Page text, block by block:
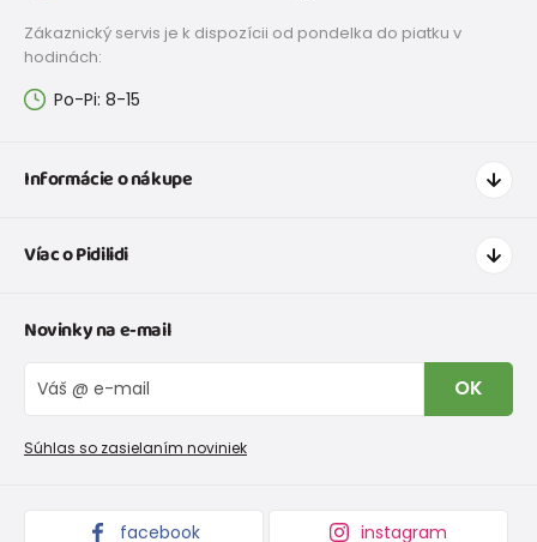
Zákaznický servis je k dispozícii od pondelka do piatku v
hodinách:
Po-Pi: 8-15
Informácie o nákupe
Doprava a platba
Tabuľka veľkostí obuvi
Vrátenie tovaru a reklamacie
Reklamačný poriadok
Víac o Pidilidi
O nás
Kolekcie tovaru
Novinky na e-mail
OK
Súhlas so zasielaním noviniek
facebook instagram